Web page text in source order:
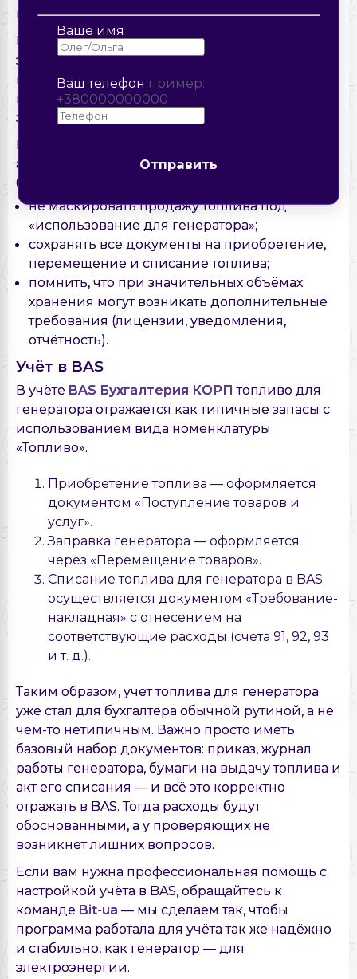
Отправить
Отправить
кризисных ситуациях.
Кроме того, генераторы (код УКТ ВЭД 8502) на
этот же период не считаются стационарными
источниками загрязнения, поэтому
предприятия не обязаны платить
экологический налог за их выбросы.
В этой статье мы не углубляемся во все нюансы
акциза и лицензирования (это отдельная
большая тема), но для бухгалтера главное:
не маскировать продажу топлива под
«использование для генератора»;
сохранять все документы на приобретение,
перемещение и списание топлива;
помнить, что при значительных объёмах
хранения могут возникать дополнительные
требования (лицензии, уведомления,
отчётность).
Учёт в BAS
В учёте BAS Бухгалтерия КОРП топливо для
генератора отражается как типичные запасы с
использованием вида номенклатуры
«Топливо».
Приобретение топлива — оформляется
документом «Поступление товаров и
услуг».
Заправка генератора — оформляется
через «Перемещение товаров».
Списание топлива для генератора в BAS
осуществляется документом «Требование-
накладная» с отнесением на
соответствующие расходы (счета 91, 92, 93
и т. д.).
Таким образом, учет топлива для генератора
уже стал для бухгалтера обычной рутиной, а не
чем-то нетипичным. Важно просто иметь
базовый набор документов: приказ, журнал
работы генератора, бумаги на выдачу топлива и
акт его списания — и всё это корректно
отражать в BAS. Тогда расходы будут
обоснованными, а у проверяющих не
возникнет лишних вопросов.
Если вам нужна профессиональная помощь с
настройкой учёта в BAS, обращайтесь к
команде Bit-ua — мы сделаем так, чтобы
программа работала для учёта так же надёжно
и стабильно, как генератор — для
электроэнергии.
Отправить
Ваше имя
Ваш телефон пример:
+380000000000
Отправить